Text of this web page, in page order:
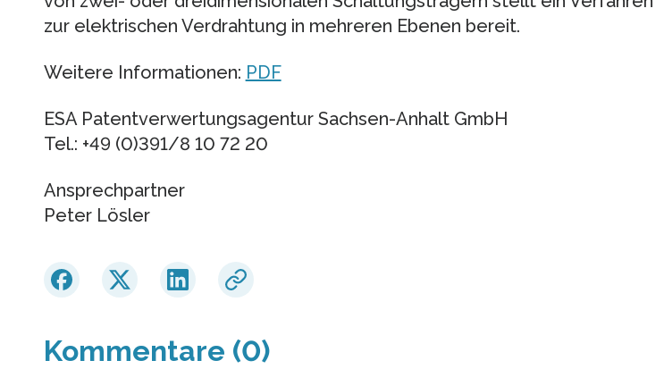
zur elektrischen Verdrahtung in mehreren Ebenen bereit.
Weitere Informationen: PDF
ESA Patentverwertungsagentur Sachsen-Anhalt GmbH
Tel.: +49 (0)391/8 10 72 20
Ansprechpartner
Peter Lösler
Kommentare (0)